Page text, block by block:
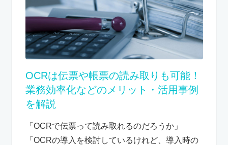
OCRは伝票や帳票の読み取りも可能！
業務効率化などのメリット・活用事例
を解説
「OCRで伝票って読み取れるのだろうか」
「OCRの導入を検討しているけれど、導入時の